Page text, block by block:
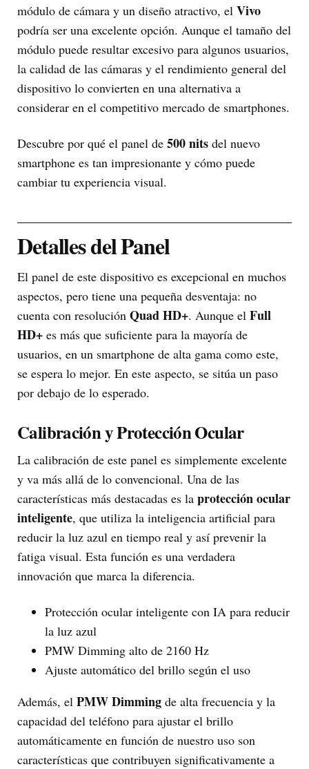
módulo de cámara y un diseño atractivo, el Vivo
podría ser una excelente opción. Aunque el tamaño del
módulo puede resultar excesivo para algunos usuarios,
la calidad de las cámaras y el rendimiento general del
dispositivo lo convierten en una alternativa a
considerar en el competitivo mercado de smartphones.
Descubre por qué el panel de 500 nits del nuevo
smartphone es tan impresionante y cómo puede
cambiar tu experiencia visual.
Detalles del Panel
El panel de este dispositivo es excepcional en muchos
aspectos, pero tiene una pequeña desventaja: no
cuenta con resolución Quad HD+. Aunque el Full
HD+ es más que suficiente para la mayoría de
usuarios, en un smartphone de alta gama como este,
se espera lo mejor. En este aspecto, se sitúa un paso
por debajo de lo esperado.
Calibración y Protección Ocular
La calibración de este panel es simplemente excelente
y va más allá de lo convencional. Una de las
características más destacadas es la protección ocular
inteligente, que utiliza la inteligencia artificial para
reducir la luz azul en tiempo real y así prevenir la
fatiga visual. Esta función es una verdadera
innovación que marca la diferencia.
Protección ocular inteligente con IA para reducir
la luz azul
PMW Dimming alto de 2160 Hz
Ajuste automático del brillo según el uso
Además, el PMW Dimming de alta frecuencia y la
capacidad del teléfono para ajustar el brillo
automáticamente en función de nuestro uso son
características que contribuyen significativamente a